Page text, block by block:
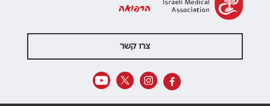
הרפואה
צרו קשר